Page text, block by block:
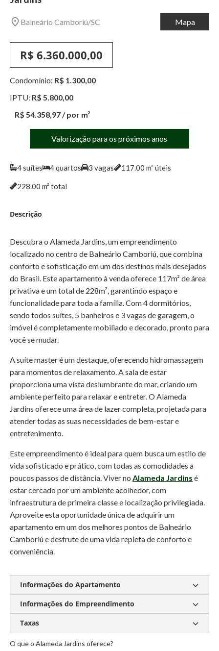
Balneário Camboriú/SC Mapa
R$ 6.360.000,00
Condomínio: R$ 1.300,00
IPTU: R$ 5.800,00
R$ 54.358,97 / por m²
Valorização para os próximos anos
4suítes 4quartos 3 vagas 117.00 m² úteis
228.00 m² total
Descrição
Descubra o Alameda Jardins, um empreendimento
localizado no centro de Balneário Camboriú, que combina
conforto e sofisticação em um dos destinos mais desejados
do Brasil. Este apartamento à venda oferece 117m² de área
privativa e um total de 228m², garantindo espaço e
funcionalidade para toda a família. Com 4 dormitórios,
sendo todos suítes, 5 banheiros e 3 vagas de garagem, o
imóvel é completamente mobiliado e decorado, pronto para
você se mudar.
A suíte master é um destaque, oferecendo hidromassagem
para momentos de relaxamento. A sala de estar
proporciona uma vista deslumbrante do mar, criando um
ambiente perfeito para relaxar e entreter. O Alameda
Jardins oferece uma área de lazer completa, projetada para
atender todas as suas necessidades de bem-estar e
entretenimento.
Este empreendimento é ideal para quem busca um estilo de
vida sofisticado e prático, com todas as comodidades a
poucos passos de distância. Viver no Alameda Jardins é
estar cercado por um ambiente acolhedor, com
infraestrutura de primeira classe e localização privilegiada.
Aproveite esta oportunidade única de adquirir um
apartamento em um dos melhores pontos de Balneário
Camboriú e desfrute de uma vida repleta de conforto e
conveniência.
Informações do Apartamento
Unidade master 117m² Privativos
Vista para a orla
Informações do Empreendimento
Piscina com borda infinita
Salão de jogos
Espaço Gourmet
Taxas
Condomínio:R$ 1.300,00
O que o Alameda Jardins oferece?